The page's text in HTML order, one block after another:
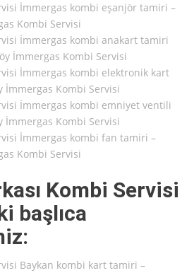
İmmergas kombi eşanjör tamiri –
Kombi Servisi
İmmergas kombi anakart tamiri
İmmergas Kombi Servisi
İmmergas kombi elektronik kart
İmmergas Kombi Servisi
İmmergas kombi emniyet ventili
İmmergas Kombi Servisi
İmmergas kombi fan tamiri –
Kombi Servisi
Kombi Servisi
başlıca
Baykan kombi kart tamiri –